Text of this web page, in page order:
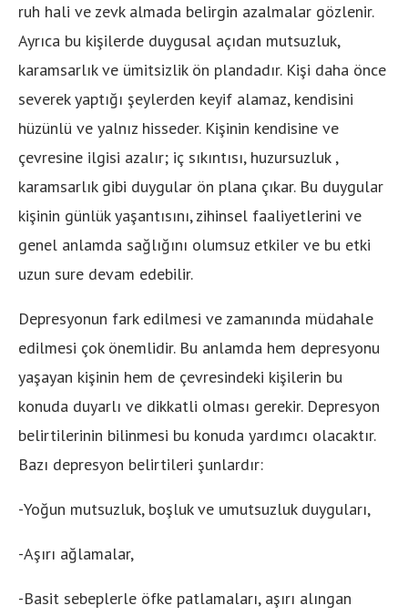
ruh hali ve zevk almada belirgin azalmalar gözlenir.
Ayrıca bu kişilerde duygusal açıdan mutsuzluk,
karamsarlık ve ümitsizlik ön plandadır. Kişi daha önce
severek yaptığı şeylerden keyif alamaz, kendisini
hüzünlü ve yalnız hisseder. Kişinin kendisine ve
çevresine ilgisi azalır; iç sıkıntısı, huzursuzluk ,
karamsarlık gibi duygular ön plana çıkar. Bu duygular
kişinin günlük yaşantısını, zihinsel faaliyetlerini ve
genel anlamda sağlığını olumsuz etkiler ve bu etki
uzun sure devam edebilir.
Depresyonun fark edilmesi ve zamanında müdahale
edilmesi çok önemlidir. Bu anlamda hem depresyonu
yaşayan kişinin hem de çevresindeki kişilerin bu
konuda duyarlı ve dikkatli olması gerekir. Depresyon
belirtilerinin bilinmesi bu konuda yardımcı olacaktır.
Bazı depresyon belirtileri şunlardır:
-Yoğun mutsuzluk, boşluk ve umutsuzluk duyguları,
-Aşırı ağlamalar,
-Basit sebeplerle öfke patlamaları, aşırı alıngan